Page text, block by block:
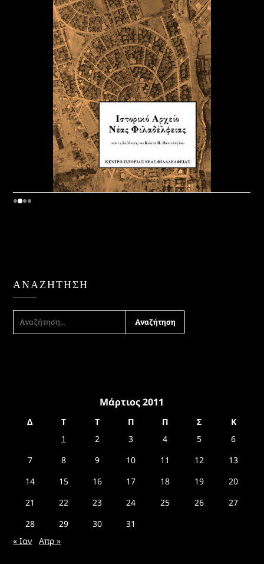
ΑΝΑΖΉΤΗΣΗ
ΑΝΑΖΉΤΗΣΗ
ΓΙΑ:
Μάρτιος 2011
Δ Τ Τ Π Π Σ
Κ
1
2 3 4 5
6
7
8 9 10 11 12
13
14
15 16 17 18 19
20
21
22 23 24 25 26
27
28
29 30
31
« Ιαν
Απρ »